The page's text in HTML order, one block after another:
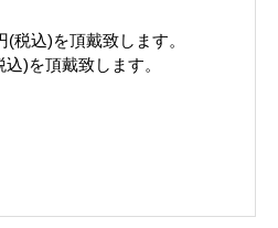
(税込)を頂戴致します。
)を頂戴致します。